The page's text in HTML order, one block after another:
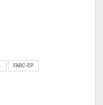
FARC-EP.